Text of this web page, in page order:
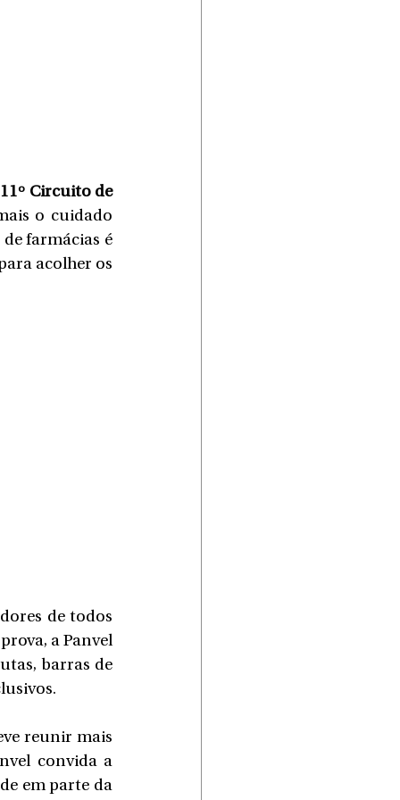
Circuito de
o cuidado
farmácias é
acolher os
de todos
a Panvel
barras de
reunir mais
convida a
em parte da